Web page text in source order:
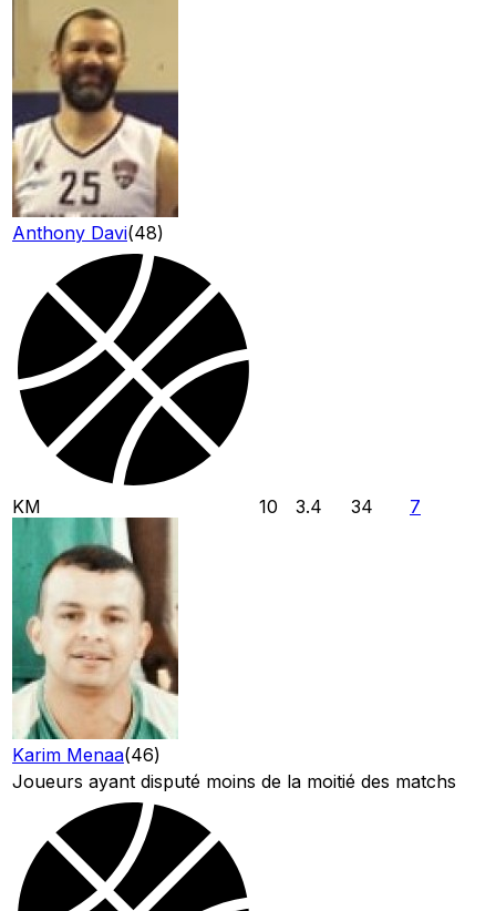
Anthony Davi(48)
KM
Karim Menaa(46)
10 3.4 34 7
Joueurs ayant disputé moins de la moitié des matchs